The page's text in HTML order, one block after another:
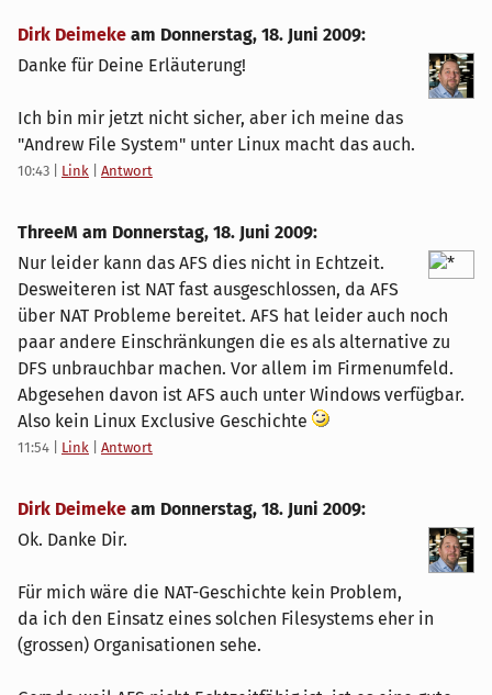
Dirk Deimeke am Donnerstag, 18. Juni 2009:
Danke für Deine Erläuterung!
Ich bin mir jetzt nicht sicher, aber ich meine das
"Andrew File System" unter Linux macht das auch.
10:43 Link Antwort
ThreeM am Donnerstag, 18. Juni 2009:
Nur leider kann das AFS dies nicht in Echtzeit.
Desweiteren ist NAT fast ausgeschlossen, da AFS
über NAT Probleme bereitet. AFS hat leider auch noch
paar andere Einschränkungen die es als alternative zu
DFS unbrauchbar machen. Vor allem im Firmenumfeld.
Abgesehen davon ist AFS auch unter Windows verfügbar.
Also kein Linux Exclusive Geschichte
11:54 Link Antwort
Dirk Deimeke am Donnerstag, 18. Juni 2009:
Ok. Danke Dir.
Für mich wäre die NAT-Geschichte kein Problem,
da ich den Einsatz eines solchen Filesystems eher in
(grossen) Organisationen sehe.